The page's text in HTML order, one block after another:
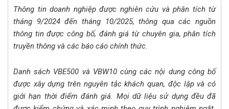
Thông tin doanh nghiệp được nghiên cứu và phân tích từ
tháng 9/2024 đến tháng 10/2025, thông qua các nguồn
thông tin được công bố, đánh giá từ chuyên gia, phân tích
truyền thông và các báo cáo chính thức.
Danh sách VBE500 và VBW10 cùng các nội dung công bố
được xây dựng trên nguyên tắc khách quan, độc lập và có
giới hạn thời điểm đánh giá. Mọi dữ liệu sử dụng đều đã